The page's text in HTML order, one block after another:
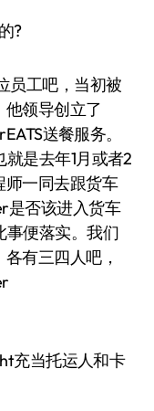
?
员工吧，当初被
领导创立了
送餐服务。
是去年1月或者2
师一同去跟货车
是否该进入货车
事便落实。我们
有三四人吧，
充当托运人和卡